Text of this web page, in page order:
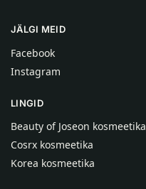
JÄLGI MEID
Facebook
Instagram
LINGID
Beauty of Joseon kosmeetika
Cosrx kosmeetika
Korea kosmeetika